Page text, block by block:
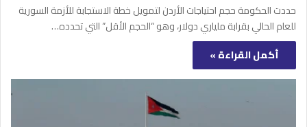
حددت الحكومة حجم احتياجات الأردن لتمويل خطة الاستجابة للأزمة السورية
للعام الحالي بقرابة ملياري دولار، وهو “الحجم الأقل” التي تحدده…
أكمل القراءة »